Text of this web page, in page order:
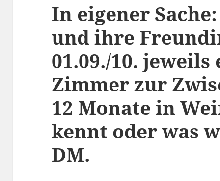
In eigener
und ihre
01.09./10. jeweils
Zimmer zur
12 Monate in
kennt oder was
DM.